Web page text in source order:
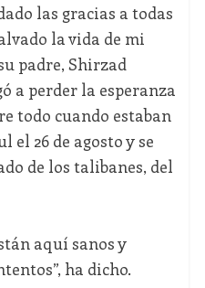
las gracias a todas
la vida de mi
padre, Shirzad
a perder la esperanza
todo cuando estaban
el 26 de agosto y se
de los talibanes, del
aquí sanos y
ha dicho.